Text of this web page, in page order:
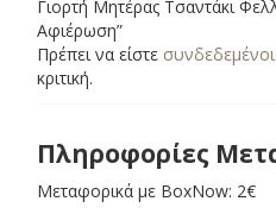
Γιορτή Μητέρας Τσαντάκι
Αφιέρωση”
Πρέπει να είστε συνδεδεμένοι
κριτική.
Πληροφορίες
Μεταφορικά με BoxNow: 2€